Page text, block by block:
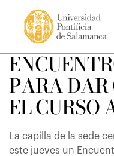
PARA DAR
EL CURSO
La capilla de la sede
este jueves un